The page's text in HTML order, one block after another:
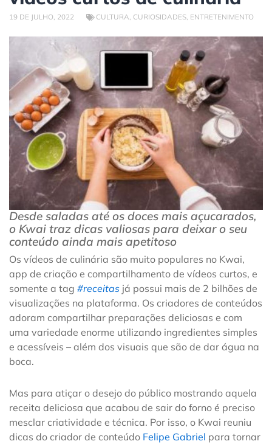
19 DE JULHO, 2022 CULTURA, CURIOSIDADES, ENTRETENIMENTO
Desde saladas até os doces mais açucarados,
o Kwai traz dicas valiosas para deixar o seu
conteúdo ainda mais apetitoso
Os vídeos de culinária são muito populares no Kwai,
app de criação e compartilhamento de vídeos curtos, e
somente a tag #receitasjá possui mais de 2 bilhões de
visualizações na plataforma. Os criadores de conteúdos
adoram compartilhar preparações deliciosas e com
uma variedade enorme utilizando ingredientes simples
e acessíveis – além dos visuais que são de dar água na
boca.
Mas para atiçar o desejo do público mostrando aquela
receita deliciosa que acabou de sair do forno é preciso
mesclar criatividade e técnica. Por isso, o Kwai reuniu
dicas do criador de conteúdo Felipe Gabriel para tornar